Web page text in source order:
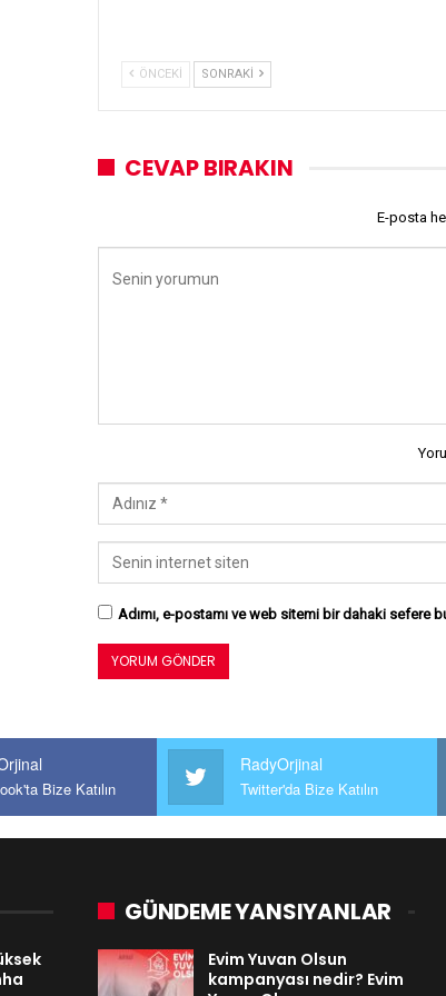
ÖNCEKI SONRAKI
CEVAP BIRAKIN
E-posta
Adımı, e-postamı ve web sitemi bir dahaki sefere
Bize Katılın
RadyOrjinal
Twitter'da Bize Katılın
GÜNDEME YANSIYANLAR
Evim Yuvan Olsun
kampanyası nedir? Evim